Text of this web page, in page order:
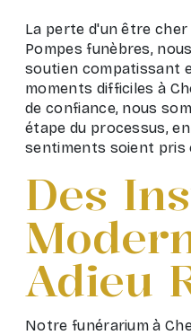
La perte d'un être
Pompes funèbres,
soutien compatissant
moments difficiles à
de confiance, nous
étape du processus,
sentiments soient pris
Des
Adieu
Notre funérarium à